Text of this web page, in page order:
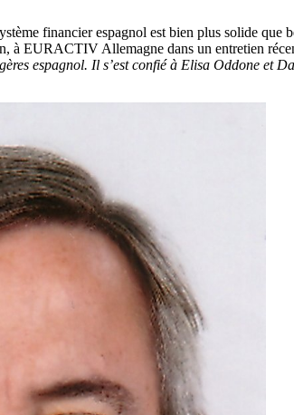
financier espagnol est bien plus solide
à EURACTIV Allemagne dans un entretien
espagnol. Il s’est confié à Elisa Oddone et